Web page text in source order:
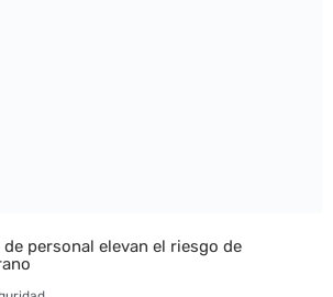
personal elevan el riesgo de